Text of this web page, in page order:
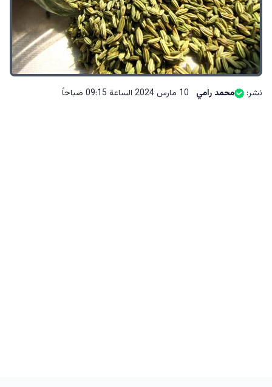
نشر: محمد رامي 10 مارس 2024 الساعة 09:15 صباحاً